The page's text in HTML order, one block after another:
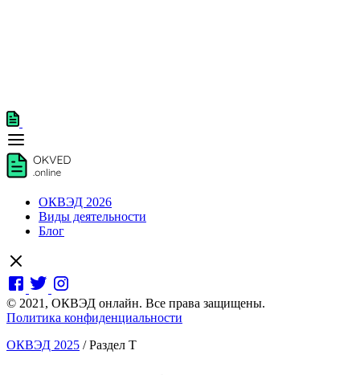
ОКВЭД 2026
Виды деятельности
Блог
© 2021, ОКВЭД онлайн. Все права защищены.
Политика конфиденциальности
ОКВЭД 2025 /Раздел T